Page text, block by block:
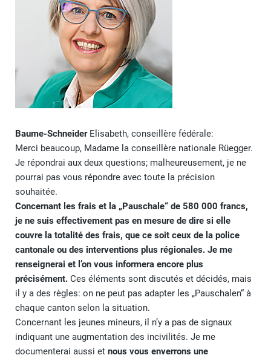
Baume-SchneiderElisabeth, conseillère fédérale:
Merci beaucoup, Madame la conseillère nationale Rüegger.
Je répondrai aux deux questions; malheureusement, je ne
pourrai pas vous répondre avec toute la précision
souhaitée.
Concernant les frais et la „Pauschale“ de 580 000 francs,
je ne suis effectivement pas en mesure de dire si elle
couvre la totalité des frais, que ce soit ceux de la police
cantonale ou des interventions plus régionales. Je me
renseignerai et l’on vous informera encore plus
précisément. Ces éléments sont discutés et décidés, mais
il y a des règles: on ne peut pas adapter les „Pauschalen“ à
chaque canton selon la situation.
Concernant les jeunes mineurs, il n’y a pas de signaux
indiquant une augmentation des incivilités. Je me
documenterai aussi et nous vous enverrons une